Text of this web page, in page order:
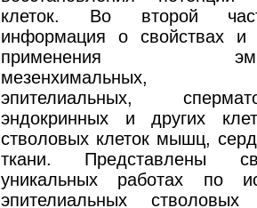
клеток. Во второй
информация о свойствах и
применения
мезенхимальных,
эпителиальных,
эндокринных и других
стволовых клеток мышц,
ткани. Представлены
уникальных работах по
эпителиальных